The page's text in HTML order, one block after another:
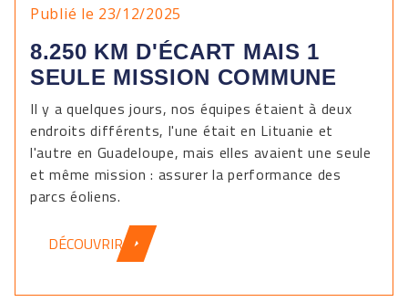
Publié le 23/12/2025
8.250 KM D'ÉCART MAIS 1
SEULE MISSION COMMUNE
Il y a quelques jours, nos équipes étaient à deux
endroits différents, l'une était en Lituanie et
l'autre en Guadeloupe, mais elles avaient une seule
et même mission : assurer la performance des
parcs éoliens.
DÉCOUVRIR